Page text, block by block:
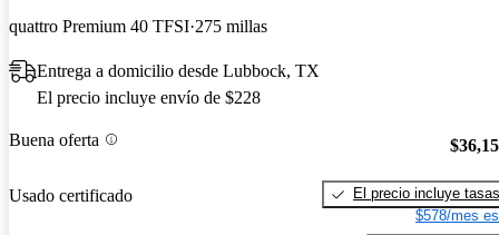
quattro Premium 40 TFSI 275 millas
Entrega a domicilio desde Lubbock, TX
El precio incluye envío de $228
Buena oferta
Usado certificado
El precio incluye tasas
$578/mes